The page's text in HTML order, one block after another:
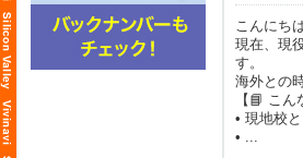
こんにち
現在、現
す。
海外との
【📘 こ
• 現地校
• ...